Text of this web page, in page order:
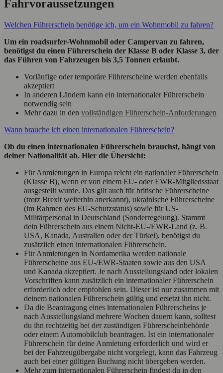
Fahrvoraussetzungen
Welchen Führerschein benötige ich, um ein Wohnmobil zu fahren?
Um ein roadsurfer-Wohnmobil oder Campervan zu fahren,
benötigst du einen Führerschein der Klasse B oder Klasse 3, der
das Führen von Fahrzeugen bis 3,5 Tonnen erlaubt.
Vorläufige oder temporäre Führerscheine werden ebenfalls
akzeptiert
In anderen Ländern kann ein internationaler Führerschein
notwendig sein
Mehr dazu in den vollständigen Führerschein-Anforderungen
Wann brauche ich einen internationalen Führerschein?
Ob du einen internationalen Führerschein brauchst, hängt von
deiner Nationalität ab. Hier die Übersicht:
Für Anmietungen in Europa reicht ein nationaler Führerschein
(Klasse B), wenn er von einem EU- oder EWR-Mitgliedsstaat
ausgestellt wurde. Das gilt auch für britische Führerscheine
(trotz Brexit weiterhin anerkannt), ukrainische Führerscheine
(im Rahmen des EU-Schutzstatus) sowie für US-
Militärpersonal in Deutschland (Sonderregelung). Stammt
dein Führerschein aus einem Nicht-EU-/EWR-Land (z. B.
USA, Kanada, Australien oder der Türkei), benötigst du
zusätzlich einen internationalen Führerschein.
Für Anmietungen in Nordamerika werden nationale
Führerscheine aus EU-/EWR-Staaten sowie aus den USA
und Kanada akzeptiert. Je nach Ausstellungsland oder lokalen
Vorschriften kann zusätzlich ein internationaler Führerschein
erforderlich oder empfohlen sein. Dieser ist nur zusammen mit
deinem nationalen Führerschein gültig und ersetzt ihn nicht.
Da die Beantragung eines internationalen Führerscheins je
nach Ausstellungsland mehrere Wochen dauern kann, solltest
du ihn rechtzeitig bei der zuständigen Führerscheinbehörde
oder einem Automobilclub beantragen. Ist ein internationaler
Führerschein für deine Anmietung erforderlich und wird er
bei der Fahrzeugübergabe nicht vorgelegt, kann das Fahrzeug
auch bei einer gültigen Buchung nicht übergeben werden.
Mehr zum internationalen Führerschein findest du in den